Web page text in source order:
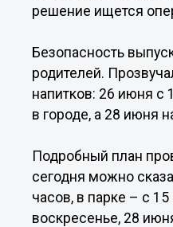
решение ищется
Безопасность
родителей.
напитков: 26 июня с
в городе, а 28 июня
Подробный план
сегодня можно
часов, в парке – с
воскресенье, 28